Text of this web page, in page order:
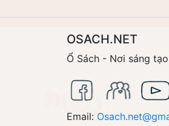
OSACH.NET
Ổ Sách - Nơi sáng
Email: